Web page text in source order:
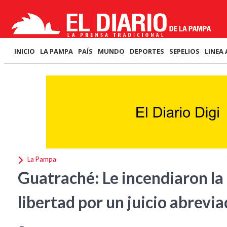
INICIO LA PAMPA PAÍS MUNDO DEPORTES SEPELIOS LINEA
La Pampa
Guatraché: Le incendiaron
libertad por un juicio